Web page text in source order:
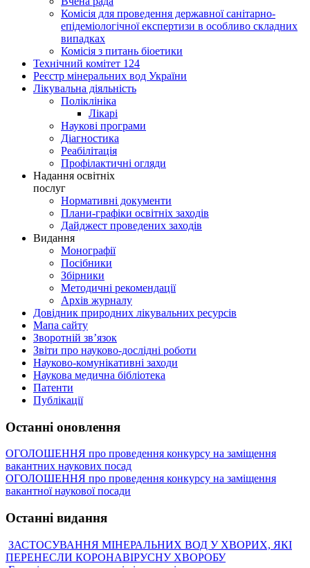
Комісія для проведення державної санітарно-
епідеміологічної експертизи в особливо складних
випадках
Комісія з питань біоетики
Технічний комітет 124
Реєстр мінеральних вод України
Лікувальна діяльність
Поліклініка
Лікарі
Наукові програми
Діагностика
Реабілітація
Профілактичні огляди
Надання освітніх
послуг
Нормативні документи
Плани-графіки освітніх заходів
Дайджест проведених заходів
Видання
Монографії
Посібники
Збірники
Методичні рекомендації
Архів журналу
Довідник природних лікувальних ресурсів
Мапа сайту
Зворотній зв’язок
Звіти про науково-дослідні роботи
Науково-комунікативні заходи
Наукова медична бібліотека
Патенти
Публікації
Останні оновлення
ОГОЛОШЕННЯ про проведення конкурсу на заміщення
вакантних наукових посад
ОГОЛОШЕННЯ про проведення конкурсу на заміщення
вакантної наукової посади
Останні видання
ЗАСТОСУВАННЯ МІНЕРАЛЬНИХ ВОД У ХВОРИХ, ЯКІ
ПЕРЕНЕСЛИ КОРОНАВІРУСНУ ХВОРОБУ